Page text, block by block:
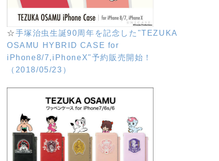
☆手塚治虫生誕90周年を記念した"TEZUKA
OSAMU HYBRID CASE for
iPhone8/7,iPhoneX"予約販売開始！
（2018/05/23）